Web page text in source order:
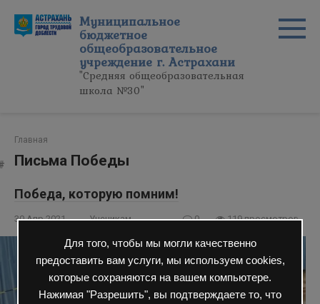
Для того, чтобы мы могли качественно
предоставить вам услуги, мы используем cookies,
которые сохраняются на вашем компьютере.
Нажимая "Разрешить", вы подтверждаете то, что
контенту
Муниципальное
бюджетное
общеобразовательное
учреждение г. Астрахани
"Средняя общеобразовательная
школа №30"
Главная
Письма Победы
Победа, которую помним!
30 Апр 2021 Ученикам 0 119 просмотров